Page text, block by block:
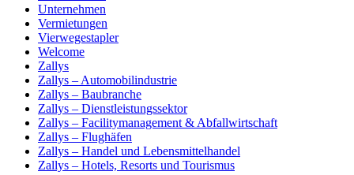
Unternehmen
Vermietungen
Vierwegestapler
Welcome
Zallys
Zallys – Automobilindustrie
Zallys – Baubranche
Zallys – Dienstleistungssektor
Zallys – Facilitymanagement & Abfallwirtschaft
Zallys – Flughäfen
Zallys – Handel und Lebensmittelhandel
Zallys – Hotels, Resorts und Tourismus